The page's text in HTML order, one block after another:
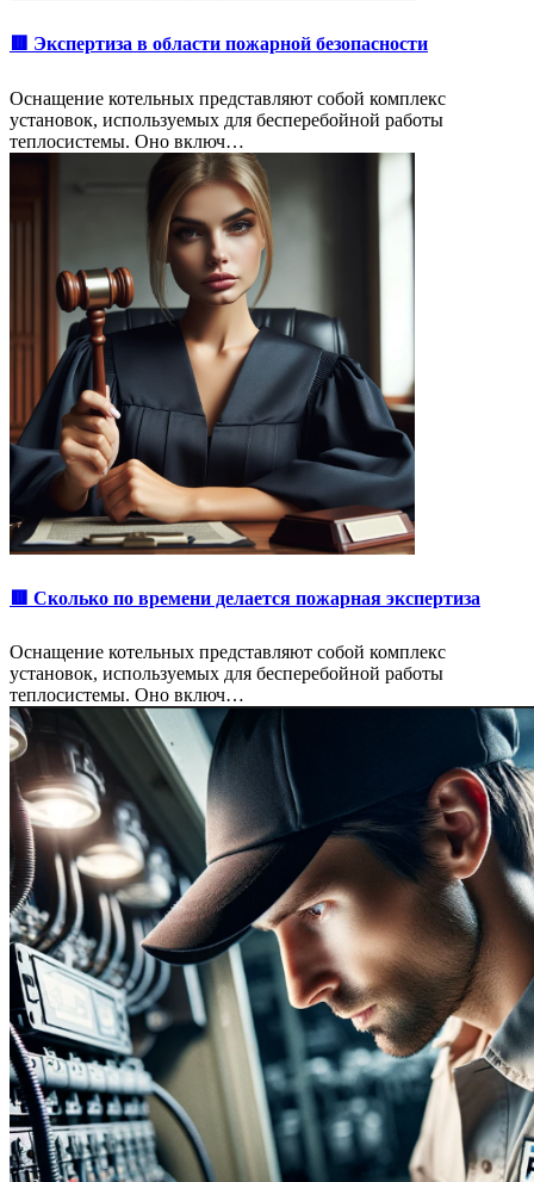
🟥 Экспертиза в области пожарной безопасности
Оснащение котельных представляют собой комплекс
установок, используемых для бесперебойной работы
теплосистемы. Оно включ…
🟥 Сколько по времени делается пожарная экспертиза
Оснащение котельных представляют собой комплекс
установок, используемых для бесперебойной работы
теплосистемы. Оно включ…